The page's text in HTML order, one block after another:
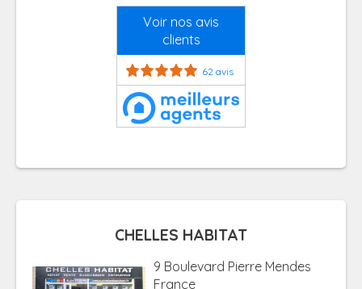
Voir nos avis
clients
62 avis
CHELLES HABITAT
9 Boulevard Pierre Mendes
France